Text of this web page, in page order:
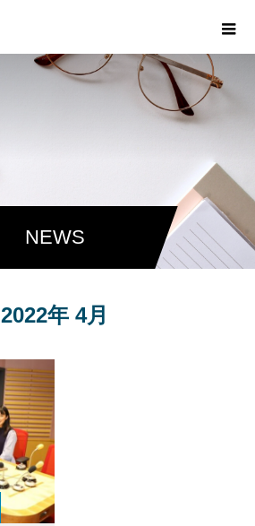
NEWS
2022年 4月